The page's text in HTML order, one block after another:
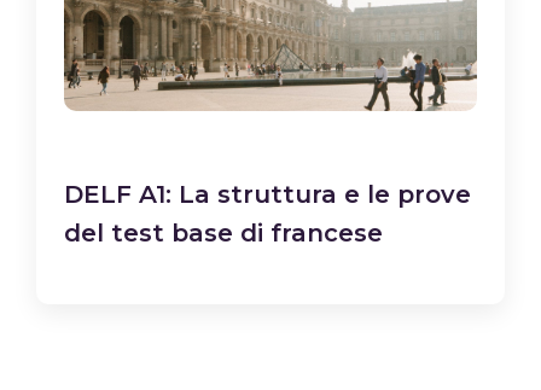
DELF A1: La struttura e le prove
del test base di francese